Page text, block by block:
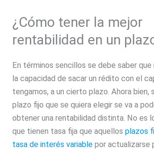
¿Cómo tener la mejor
rentabilidad en un
En términos sencillos se debe saber
la capacidad de sacar un rédito con el
tengamos, a un cierto plazo. Ahora bien,
plazo fijo que se quiera elegir se va a
obtener una rentabilidad distinta. No es
que tienen tasa fija que aquellosplazos
tasa de interés variable por actualizarse